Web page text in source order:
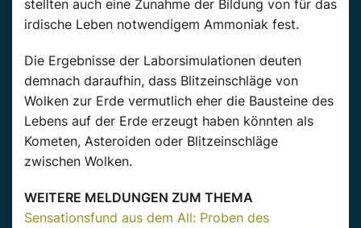
stellten auch eine Zunahme der Bildung von für das
irdische Leben notwendigem Ammoniak fest.
Die Ergebnisse der Laborsimulationen deuten
demnach daraufhin, dass Blitzeinschläge von
Wolken zur Erde vermutlich eher die Bausteine des
Lebens auf der Erde erzeugt haben könnten als
Kometen, Asteroiden oder Blitzeinschläge
zwischen Wolken.
WEITERE MELDUNGEN ZUM THEMA
Sensationsfund aus dem All: Proben des